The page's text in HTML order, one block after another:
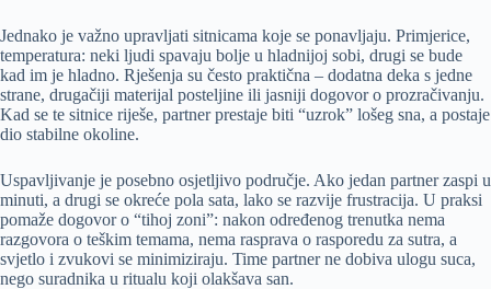
Jednako je važno upravljati sitnicama koje se ponavljaju. Primjerice,
temperatura: neki ljudi spavaju bolje u hladnijoj sobi, drugi se bude
kad im je hladno. Rješenja su često praktična – dodatna deka s jedne
strane, drugačiji materijal posteljine ili jasniji dogovor o prozračivanju.
Kad se te sitnice riješe, partner prestaje biti “uzrok” lošeg sna, a postaje
dio stabilne okoline.
Uspavljivanje je posebno osjetljivo područje. Ako jedan partner zaspi u
minuti, a drugi se okreće pola sata, lako se razvije frustracija. U praksi
pomaže dogovor o “tihoj zoni”: nakon određenog trenutka nema
razgovora o teškim temama, nema rasprava o rasporedu za sutra, a
svjetlo i zvukovi se minimiziraju. Time partner ne dobiva ulogu suca,
nego suradnika u ritualu koji olakšava san.